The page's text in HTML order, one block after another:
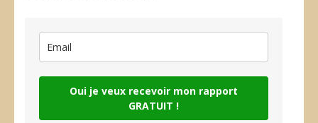
Oui je veux recevoir mon rapport
GRATUIT !